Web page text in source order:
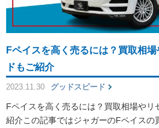
Fペイスを高く売るには？買取相
ドもご紹介
2023.11.30 グッドスピード
Fペイスを高く売るには？買取相場やリ
紹介この記事ではジャガーのFペイスの